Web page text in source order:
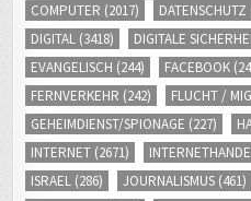
COMPUTER (2017) DATENSCHUTZ
DIGITAL (3418) DIGITALE
EVANGELISCH (244) FACEBOOK
FERNVERKEHR (242) FLUCHT /
GEHEIMDIENST/SPIONAGE (227)
INTERNET (2671)
ISRAEL (286) JOURNALISMUS (461)